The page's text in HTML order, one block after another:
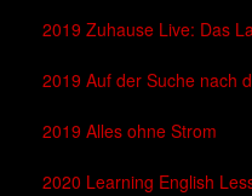
2019 Zuhause Live: Das
2019 Auf der Suche nach
2019 Alles ohne Strom
2020 Learning English